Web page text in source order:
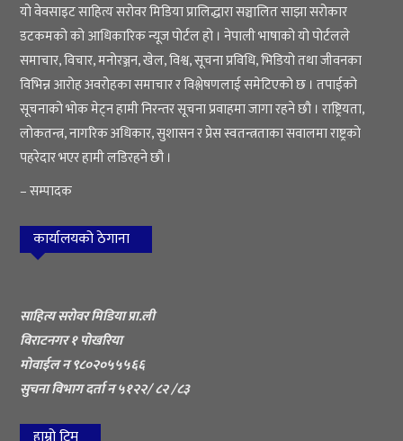
यो वेवसाइट साहित्य सरोवर मिडिया प्रालिद्धारा सञ्चालित साझा सरोकार
डटकमको को आधिकारिक न्यूज पोर्टल हो । नेपाली भाषाको यो पोर्टलले
समाचार, विचार, मनोरञ्जन, खेल, विश्व, सूचना प्रविधि, भिडियो तथा जीवनका
विभिन्न आरोह अवरोहका समाचार र विश्लेषणलाई समेटिएको छ । तपाईको
सूचनाको भोक मेट्न हामी निरन्तर सूचना प्रवाहमा जागा रहने छौ । राष्ट्रियता,
लोकतन्त्र, नागरिक अधिकार, सुशासन र प्रेस स्वतन्त्रताका सवालमा राष्ट्रको
पहरेदार भएर हामी लडिरहने छौ ।
– सम्पादक
कार्यालयको ठेगाना
साहित्य सरोवर मिडिया प्रा.ली
विराटनगर १ पोखरिया
मोवाईल न ९८०२०५५५६६
सुचना विभाग दर्ता न ५१२२/ ८२ /८३